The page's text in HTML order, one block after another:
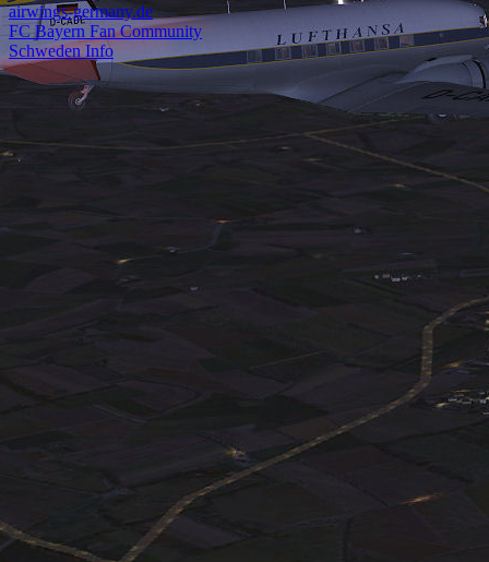
airwings-germany.de
FC Bayern Fan Community
Schweden Info